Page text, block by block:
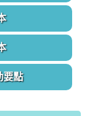
要點